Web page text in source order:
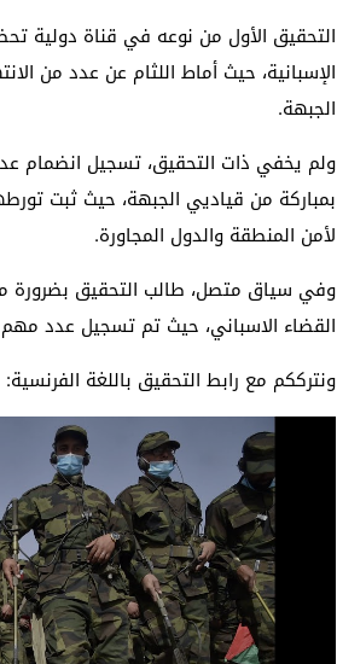
التحقيق الأول من نوعه في قناة دولية
الإسبانية، حيث أماط اللثام عن عدد من
الجبهة.
ولم يخفي ذات التحقيق، تسجيل انضمام
بمباركة من قياديي الجبهة، حيث ثبت
لأمن المنطقة والدول المجاورة.
وفي سياق متصل، طالب التحقيق بضرورة
القضاء الاسباني، حيث تم تسجيل عدد
ونترككم مع رابط التحقيق باللغة الفرنسية: